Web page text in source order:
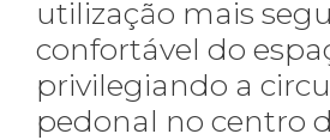
utilização mais
confortável do
privilegiando a
pedonal no centro